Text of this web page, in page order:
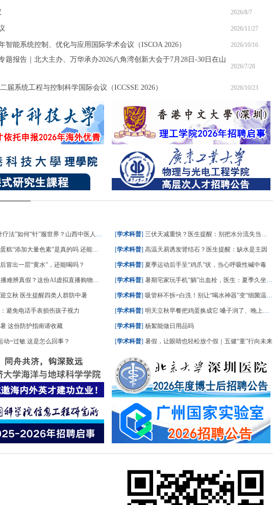
2026/8/7
2026/11/27
智能系统控制、优化与应用国际学术会议（ISCOA 2026） 2026/10/16
题报告｜北大主办、万华承办2026八角湾创新大会于7月28日-30日在山
2026/7/28
届系统工程与控制科学国际会议（ICCSSE 2026） 2026/10/23
法”如何“针”服世界？山西中医人这样答
“添加大量色素”是真的吗 还能不能吃？
冒出一层“黄水”，还能喝吗？
辨真假？这份AI虚拟直播购物指南请收好
立秋 医生提醒四类人群防中暑
避免电话手表损伤孩子视力
这份防护指南请收藏
动=过敏 这是怎么回事？
[学术科普] 三伏天减重快？医生提醒：别把水分流失当成减脂
[学术科普] 高温天易诱发肾结石？医生提醒：缺水是主因
[学术科普] 夏季运动后手呈“鸡爪”状，当心呼吸性碱中毒
[学术科普] 暑期宅家玩手机“躺”出血栓，医生：夏季久坐风险高
[学术科普] 吸管杯不拆=白洗！别让“喝水神器”变“细菌温床”
[学术科普] 明天立秋早餐把鸡蛋换成它 嗓子润了、晚上睡踏实了
[学术科普] 杨絮能做日用品吗
[学术科普] 暑假，让眼睛也轻松放个假｜五健“童”行向未来